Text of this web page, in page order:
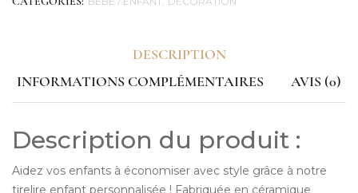
DESCRIPTION
INFORMATIONS COMPLÉMENTAIRES
AVIS (0)
Description du produit :
Aidez vos enfants à économiser avec style grâce à notre
tirelire enfant personnalisée ! Fabriquée en céramique